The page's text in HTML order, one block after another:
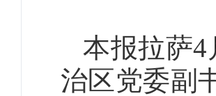
本报拉萨4
治区党委副